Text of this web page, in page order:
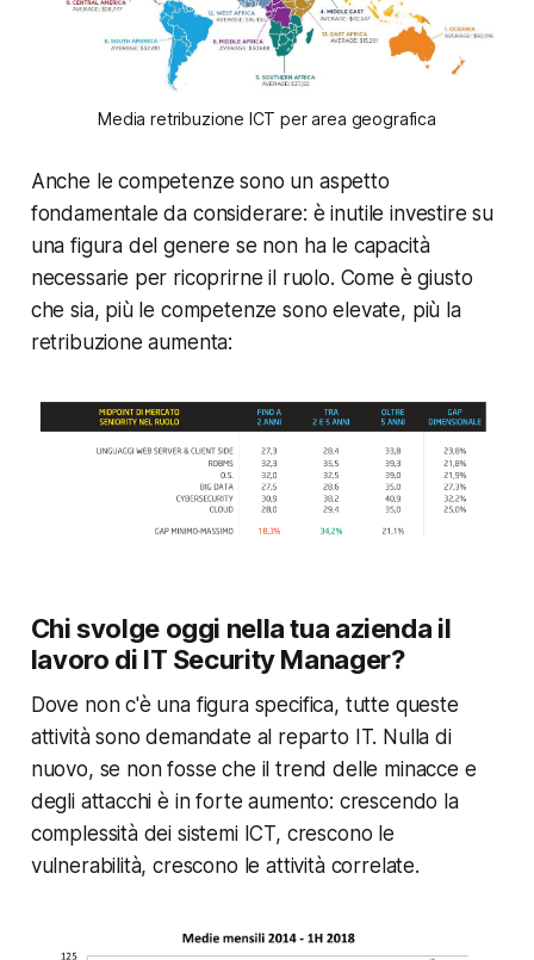
Media retribuzione ICT per area geografica
Anche le competenze sono un aspetto
fondamentale da considerare: è inutile investire su
una figura del genere se non ha le capacità
necessarie per ricoprirne il ruolo. Come è giusto
che sia, più le competenze sono elevate, più la
retribuzione aumenta:
Chi svolge oggi nella tua azienda il
lavoro di IT Security Manager?
Dove non c'è una figura specifica, tutte queste
attività sono demandate al reparto IT. Nulla di
nuovo, se non fosse che il trend delle minacce e
degli attacchi è in forte aumento: crescendo la
complessità dei sistemi ICT, crescono le
vulnerabilità, crescono le attività correlate.